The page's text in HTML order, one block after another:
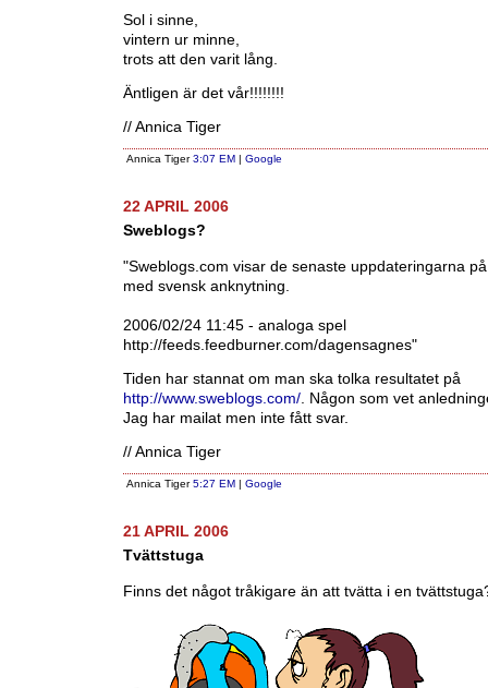
Sol i sinne,
vintern ur minne,
trots att den varit lång.
Äntligen är det vår!!!!!!!!
// Annica Tiger
Annica Tiger3:07 EM | Google
22 APRIL 2006
Sweblogs?
"Sweblogs.com visar de senaste uppdateringarna
med svensk anknytning.
2006/02/24 11:45 - analoga spel
http://feeds.feedburner.com/dagensagnes"
Tiden har stannat om man ska tolka resultatet på
http://www.sweblogs.com/. Någon som vet
Jag har mailat men inte fått svar.
// Annica Tiger
Annica Tiger5:27 EM | Google
21 APRIL 2006
Tvättstuga
Finns det något tråkigare än att tvätta i en